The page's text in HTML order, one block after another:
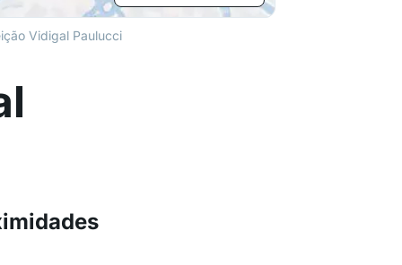
Vidigal Paulucci